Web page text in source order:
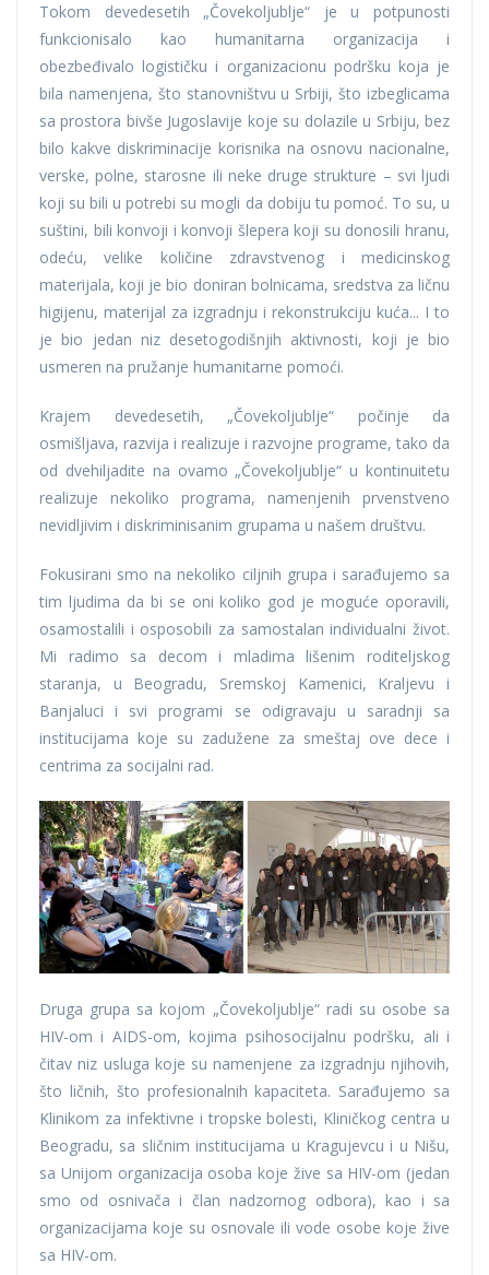
Tokom devedesetih „Čovekoljublje“ je u potpunosti
funkcionisalo kao humanitarna organizacija i
obezbeđivalo logističku i organizacionu podršku koja je
bila namenjena, što stanovništvu u Srbiji, što izbeglicama
sa prostora bivše Jugoslavije koje su dolazile u Srbiju, bez
bilo kakve diskriminacije korisnika na osnovu nacionalne,
verske, polne, starosne ili neke druge strukture – svi ljudi
koji su bili u potrebi su mogli da dobiju tu pomoć. To su, u
suštini, bili konvoji i konvoji šlepera koji su donosili hranu,
odeću, velike količine zdravstvenog i medicinskog
materijala, koji je bio doniran bolnicama, sredstva za ličnu
higijenu, materijal za izgradnju i rekonstrukciju kuća... I to
je bio jedan niz desetogodišnjih aktivnosti, koji je bio
usmeren na pružanje humanitarne pomoći.
Krajem devedesetih, „Čovekoljublje“ počinje da
osmišljava, razvija i realizuje i razvojne programe, tako da
od dvehiljadite na ovamo „Čovekoljublje“ u kontinuitetu
realizuje nekoliko programa, namenjenih prvenstveno
nevidljivim i diskriminisanim grupama u našem društvu.
Fokusirani smo na nekoliko ciljnih grupa i sarađujemo sa
tim ljudima da bi se oni koliko god je moguće oporavili,
osamostalili i osposobili za samostalan individualni život.
Mi radimo sa decom i mladima lišenim roditeljskog
staranja, u Beogradu, Sremskoj Kamenici, Kraljevu i
Banjaluci i svi programi se odigravaju u saradnji sa
institucijama koje su zadužene za smeštaj ove dece i
centrima za socijalni rad.
Druga grupa sa kojom „Čovekoljublje“ radi su osobe sa
HIV-om i AIDS-om, kojima psihosocijalnu podršku, ali i
čitav niz usluga koje su namenjene za izgradnju njihovih,
što ličnih, što profesionalnih kapaciteta. Sarađujemo sa
Klinikom za infektivne i tropske bolesti, Kliničkog centra u
Beogradu, sa sličnim institucijama u Kragujevcu i u Nišu,
sa Unijom organizacija osoba koje žive sa HIV-om (jedan
smo od osnivača i član nadzornog odbora), kao i sa
organizacijama koje su osnovale ili vode osobe koje žive
sa HIV-om.